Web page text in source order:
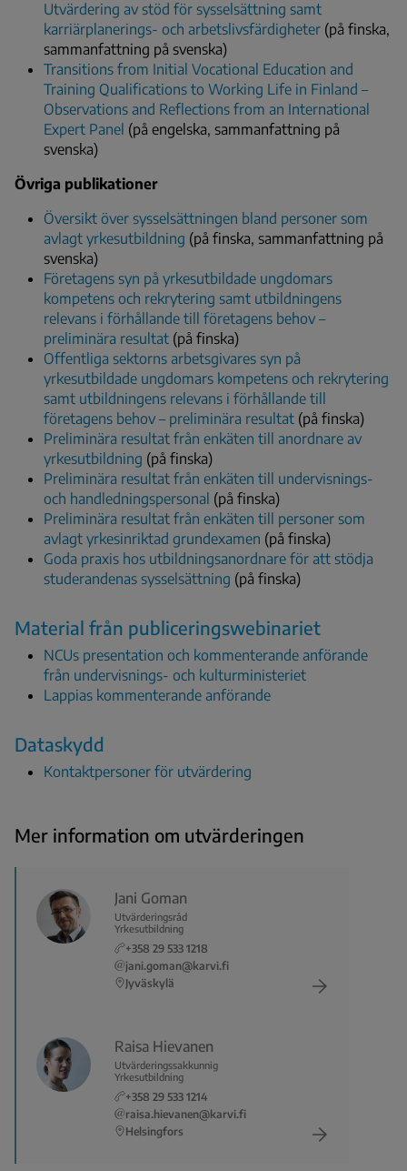
Utvärdering av stöd för sysselsättning samt
karriärplanerings- och arbetslivsfärdigheter (på finska,
sammanfattning på svenska)
Transitions from Initial Vocational Education and
Training Qualifications to Working Life in Finland –
Observations and Reflections from an International
Expert Panel (på engelska, sammanfattning på
svenska)
Övriga publikationer
Översikt över sysselsättningen bland personer som
avlagt yrkesutbildning (på finska, sammanfattning på
svenska)
Företagens syn på yrkesutbildade ungdomars
kompetens och rekrytering samt utbildningens
relevans i förhållande till företagens behov –
preliminära resultat (på finska)
Offentliga sektorns arbetsgivares syn på
yrkesutbildade ungdomars kompetens och rekrytering
samt utbildningens relevans i förhållande till
företagens behov – preliminära resultat (på finska)
Preliminära resultat från enkäten till anordnare av
yrkesutbildning (på finska)
Preliminära resultat från enkäten till undervisnings-
och handledningspersonal (på finska)
Preliminära resultat från enkäten till personer som
avlagt yrkesinriktad grundexamen (på finska)
Goda praxis hos utbildningsanordnare för att stödja
studerandenas sysselsättning (på finska)
Material från publiceringswebinariet
NCUs presentation och kommenterande anförande
från undervisnings- och kulturministeriet
Lappias kommenterande anförande
Dataskydd
Kontaktpersoner för utvärdering
Mer information om utvärderingen
Jani Goman
Utvärderingsråd
Yrkesutbildning
+358 29 533 1218
jani.goman@karvi.fi
Jyväskylä
Raisa Hievanen
Utvärderingssakkunnig
Yrkesutbildning
+358 29 533 1214
raisa.hievanen@karvi.fi
Helsingfors